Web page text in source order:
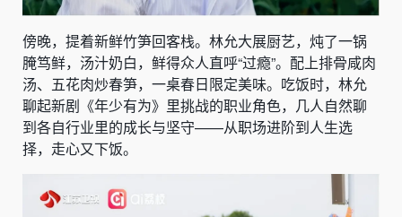
傍晚，提着新鲜竹笋回客栈。林允大展厨艺，炖了一锅
腌笃鲜，汤汁奶白，鲜得众人直呼“过瘾”。配上排骨咸肉
汤、五花肉炒春笋，一桌春日限定美味。吃饭时，林允
聊起新剧《年少有为》里挑战的职业角色，几人自然聊
到各自行业里的成长与坚守——从职场进阶到人生选
择，走心又下饭。